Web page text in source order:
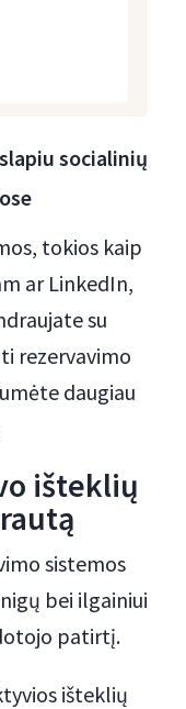
socialinių
tokios kaip
ar LinkedIn,
su
rezervavimo
daugiau
išteklių
sistemos
bei ilgainiui
patirtį.
išteklių